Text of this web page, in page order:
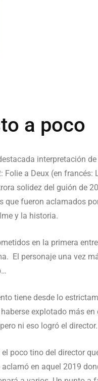
a poco
interpretación de
Folie a Deux (en francés:
solidez del guión de
que fueron aclamados
y la historia.
en la primera
El personaje una vez
tiene desde lo
explotado más en
ni eso logró el director.
poco tino del director
en aquel 2019